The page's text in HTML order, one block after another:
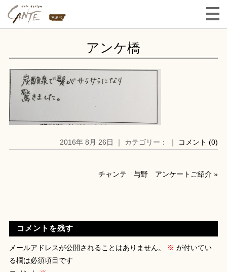
アンケ橋
2016年 8月 26日 ｜ カテゴリー： ｜ コメント (0)
チャンテ 与野 アンケートご紹介 »
コメントを残す
メールアドレスが公開されることはありません。 ※ が付いてい
る欄は必須項目です